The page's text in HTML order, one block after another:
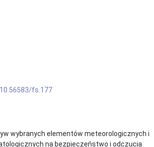
fs.177
wybranych elementów meteorologicznych i
na bezpieczeństwo i odczucia